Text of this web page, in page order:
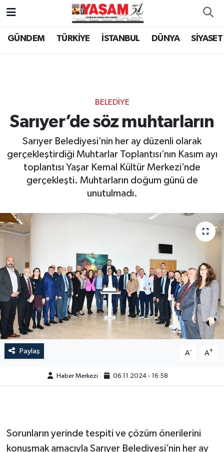
GÜNDEM TÜRKİYE İSTANBUL DÜNYA SİYASET
BELEDİYE
Sarıyer’de söz muhtarların
Sarıyer Belediyesi’nin her ay düzenli olarak
gerçekleştirdiği Muhtarlar Toplantısı’nın Kasım ayı
toplantısı Yaşar Kemal Kültür Merkezi’nde
gerçekleşti. Muhtarların doğum günü de
unutulmadı.
Paylaş A- A+
Haber Merkezi 06.11.2024 - 16:58
Sorunların yerinde tespiti ve çözüm önerilerini
konuşmak amacıyla Sarıyer Belediyesi’nin her ay